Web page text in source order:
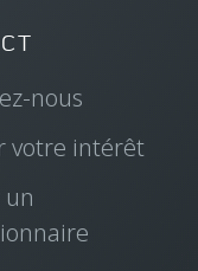
nous
votre intérêt